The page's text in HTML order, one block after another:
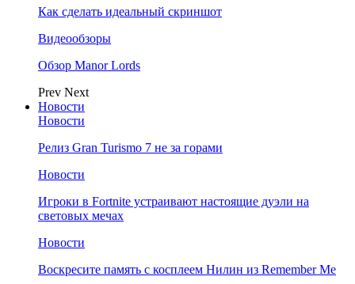
Как сделать идеальный скриншот
Видеообзоры
Обзор Manor Lords
Prev Next
Новости
Новости
Релиз Gran Turismo 7 не за горами
Новости
Игроки в Fortnite устраивают настоящие дуэли на
световых мечах
Новости
Воскресите память с косплеем Нилин из Remember Me